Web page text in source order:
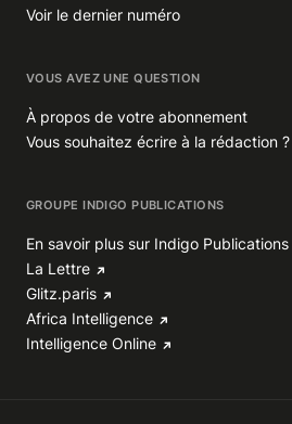
Voir le dernier numéro
VOUS AVEZ UNE QUESTION
À propos de votre abonnement
Vous souhaitez écrire à la rédaction ?
GROUPE INDIGO PUBLICATIONS
En savoir plus sur Indigo Publications
La Lettre
Glitz.paris
Africa Intelligence
Intelligence Online